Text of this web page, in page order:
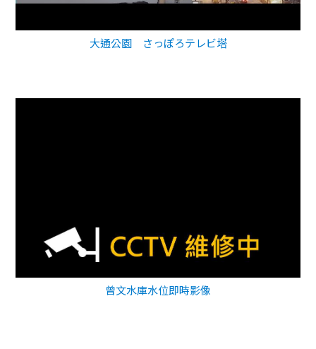
大通公園 さっぽろテレビ塔
曾文水庫水位即時影像